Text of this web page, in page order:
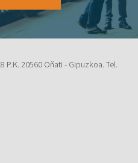
P.K. 20560 Oñati - Gipuzkoa. Tel.